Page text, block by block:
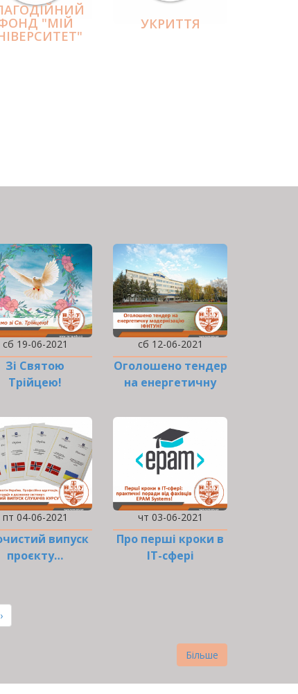
"МІЙ УКРИТТЯ
сб 19-06-2021
Зі Святою
Трійцею!
сб 12-06-2021
Оголошено тендер
на енергетичну
ІФНТУНГ
пт 04-06-2021
випуск
проєкту…
чт 03-06-2021
Про перші кроки в
ІТ-сфері
Більше